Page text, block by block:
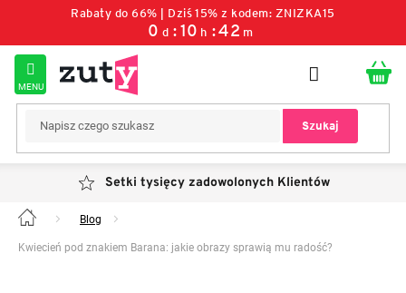
Rabaty do 66% | Dziś 15% z kodem: ZNIZKA15
0 d :10 h :42 m
Szukaj
Setki tysięcy zadowolonych Klientów
Home Blog
Kwiecień pod znakiem Barana: jakie obrazy sprawią mu radość?